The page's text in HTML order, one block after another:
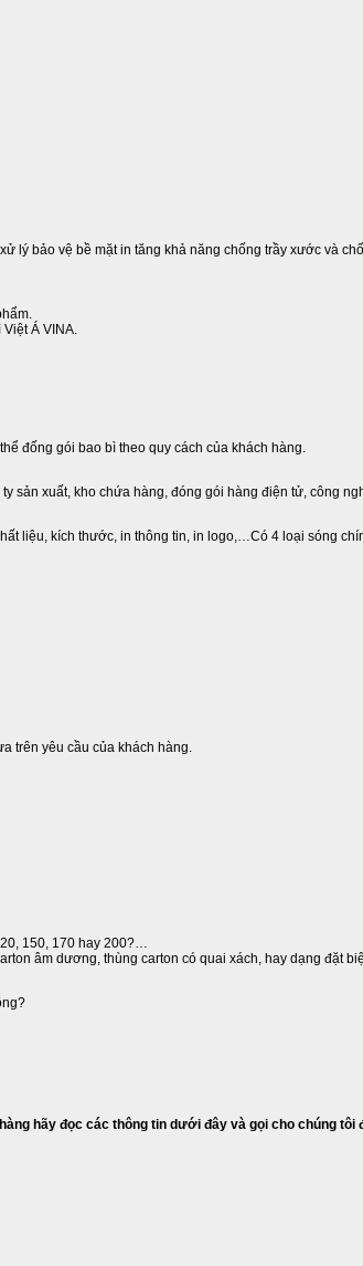
lý bảo vệ bề mặt in tăng khả năng chống trầy xước và
Á VINA.
đống gói bao bì theo quy cách của khách hàng.
sản xuất, kho chứa hàng, đóng gói hàng điện tử, công
liệu, kích thước, in thông tin, in logo,…Có 4 loại sóng
trên yêu cầu của khách hàng.
150, 170 hay 200?…
âm dương, thùng carton có quai xách, hay dạng đặt
hãy đọc các thông tin dưới đây và gọi cho chúng